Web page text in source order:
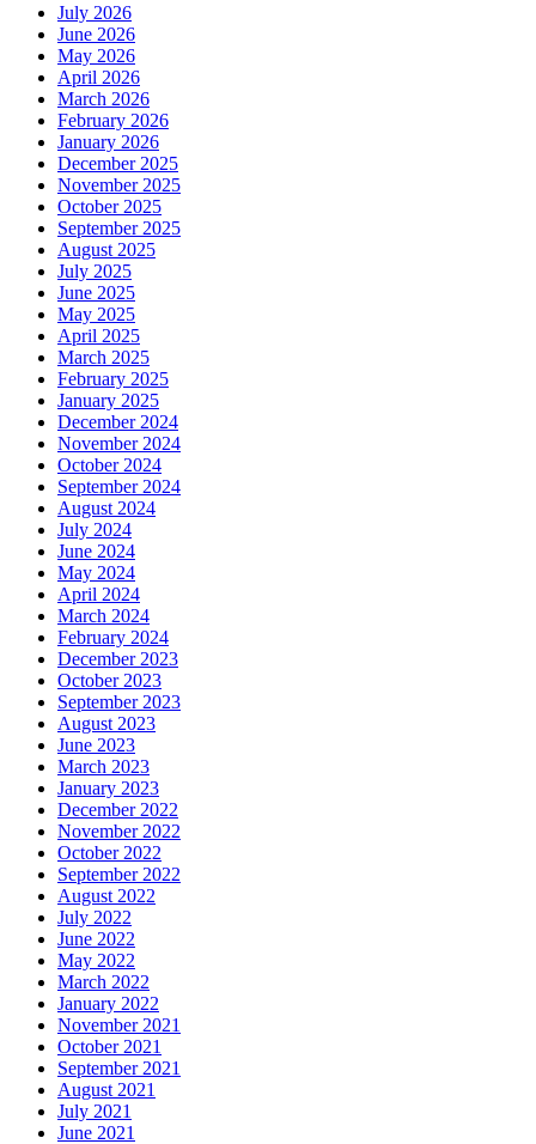
July 2026
June 2026
May 2026
April 2026
March 2026
February 2026
January 2026
December 2025
November 2025
October 2025
September 2025
August 2025
July 2025
June 2025
May 2025
April 2025
March 2025
February 2025
January 2025
December 2024
November 2024
October 2024
September 2024
August 2024
July 2024
June 2024
May 2024
April 2024
March 2024
February 2024
December 2023
October 2023
September 2023
August 2023
June 2023
March 2023
January 2023
December 2022
November 2022
October 2022
September 2022
August 2022
July 2022
June 2022
May 2022
March 2022
January 2022
November 2021
October 2021
September 2021
August 2021
July 2021
June 2021